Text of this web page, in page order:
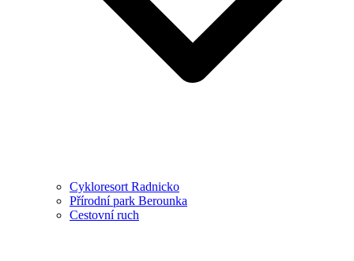
Cykloresort Radnicko
Přírodní park Berounka
Cestovní ruch